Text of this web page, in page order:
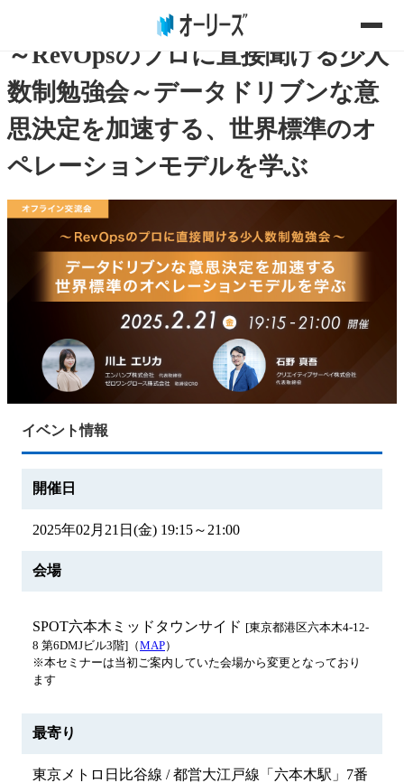
～RevOpsのプロに直接聞ける少人
数制勉強会～データドリブンな意
思決定を加速する、世界標準のオ
ペレーションモデルを学ぶ
イベント情報
開催日
2025年02月21日(金) 19:15～21:00
会場
SPOT六本木ミッドタウンサイド [東京都港区六本木4-12-
8 第6DMJビル3階]（MAP）
※本セミナーは当初ご案内していた会場から変更となっており
ます
最寄り
東京メトロ日比谷線 / 都営大江戸線「六本木駅」7番